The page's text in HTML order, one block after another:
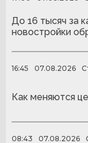
До 16 тысяч за
новостройки
16:45 07.08.2026
Как меняются
08:43 07.08.2026